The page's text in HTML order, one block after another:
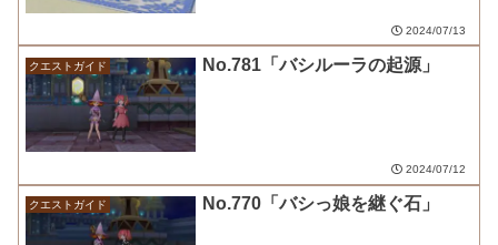
2024/07/13
クエストガイド No.781「バシルーラの起源」
2024/07/12
クエストガイド No.770「バシっ娘を継ぐ石」